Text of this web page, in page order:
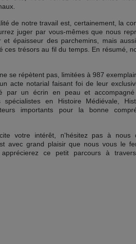
de notre travail est, certainement, la
juger par vous-mêmes que nous
et épaisseur des parchemins, mais
ces trésors au fil du temps. En résumé,
se répètent pas, limitées à 987
acte notarial faisant foi de leur
par un écrin en peau et accompagné
en Histoire Médiévale,
importants pour la bonne
votre intérêt, n'hésitez pas à nous
avec grand plaisir que nous vous le
ce petit parcours à